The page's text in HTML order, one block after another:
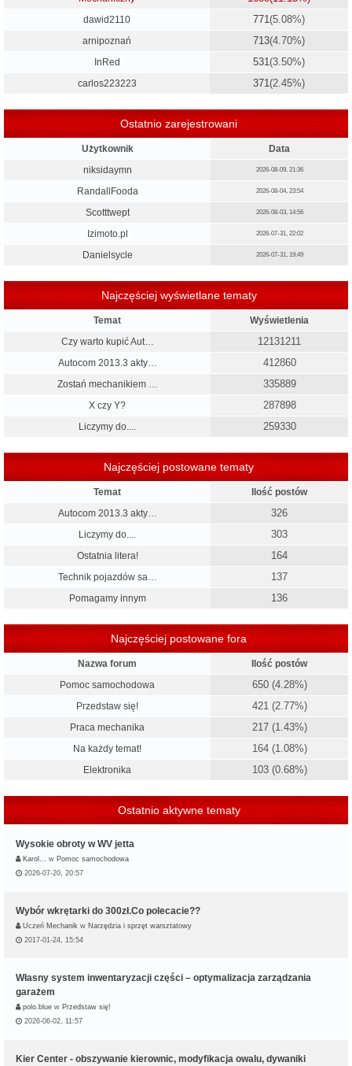
dawid2110 771(5.08%)
arnipoznań 713(4.70%)
InRed 531(3.50%)
carlos223223 371(2.45%)
Ostatnio zarejestrowani
Użytkownik
Data
niksidaymn
2026-08-09, 21:36
RandallFooda 2026-08-04, 23:54
Scotttwept 2026-08-03, 14:56
Izimoto.pl 2026-07-31, 22:02
Danielsycle 2026-07-31, 19:49
Najczęściej wyświetlane tematy
Temat
Wyświetlenia
Czy warto kupić Aut…
12131211
Autocom 2013.3 akty… 412860
Zostań mechanikiem … 335889
X czy Y? 287898
Liczymy do.... 259330
Najczęściej postowane tematy
Temat
Ilość postów
Autocom 2013.3 akty…
326
Liczymy do.... 303
Ostatnia litera! 164
Technik pojazdów sa… 137
Pomagamy innym 136
Najczęściej postowane fora
Nazwa forum
Ilość postów
Pomoc samochodowa
650 (4.28%)
Przedstaw się! 421 (2.77%)
Praca mechanika 217 (1.43%)
Na każdy temat! 164 (1.08%)
Elektronika 103 (0.68%)
Ostatnio aktywne tematy
Wysokie obroty w WV jetta
Karol… w Pomoc samochodowa
2026-07-20, 20:57
Wybór wkrętarki do 300zł.Co polecacie??
Uczeń Mechanik w Narzędzia i sprzęt warsztatowy
2017-01-24, 15:54
Własny system inwentaryzacji części – optymalizacja zarządzania
garażem
polo.blue w Przedstaw się!
2026-06-02, 11:57
Kier Center - obszywanie kierownic, modyfikacja owalu, dywaniki